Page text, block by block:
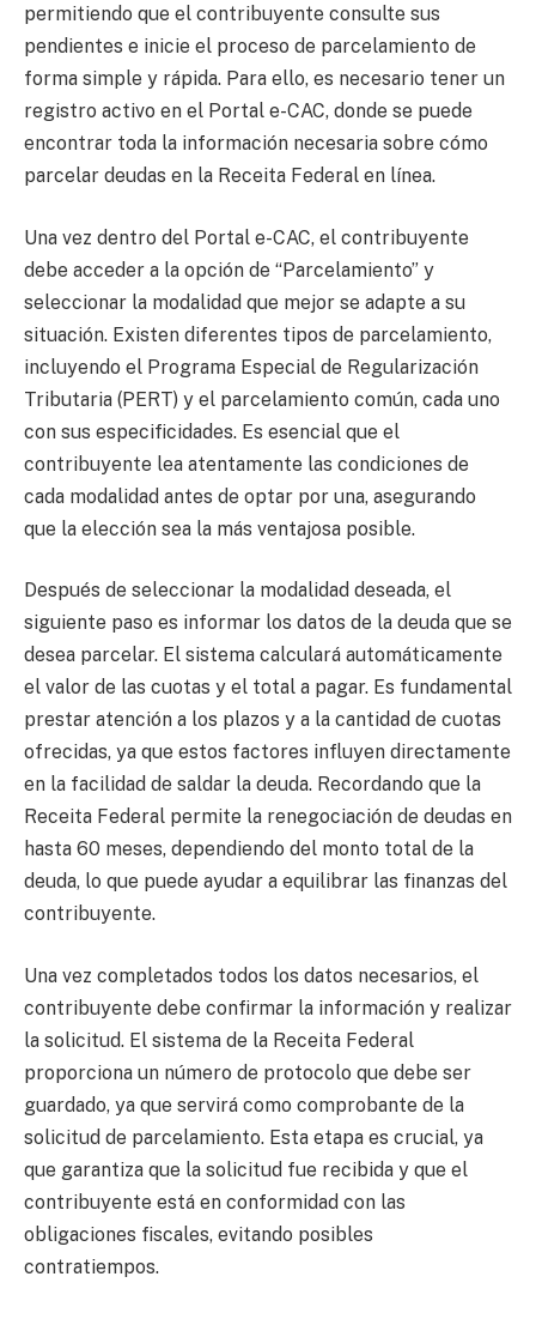
permitiendo que el contribuyente consulte sus
pendientes e inicie el proceso de parcelamiento de
forma simple y rápida. Para ello, es necesario tener un
registro activo en el Portal e-CAC, donde se puede
encontrar toda la información necesaria sobre cómo
parcelar deudas en la Receita Federal en línea.
Una vez dentro del Portal e-CAC, el contribuyente
debe acceder a la opción de “Parcelamiento” y
seleccionar la modalidad que mejor se adapte a su
situación. Existen diferentes tipos de parcelamiento,
incluyendo el Programa Especial de Regularización
Tributaria (PERT) y el parcelamiento común, cada uno
con sus especificidades. Es esencial que el
contribuyente lea atentamente las condiciones de
cada modalidad antes de optar por una, asegurando
que la elección sea la más ventajosa posible.
Después de seleccionar la modalidad deseada, el
siguiente paso es informar los datos de la deuda que se
desea parcelar. El sistema calculará automáticamente
el valor de las cuotas y el total a pagar. Es fundamental
prestar atención a los plazos y a la cantidad de cuotas
ofrecidas, ya que estos factores influyen directamente
en la facilidad de saldar la deuda. Recordando que la
Receita Federal permite la renegociación de deudas en
hasta 60 meses, dependiendo del monto total de la
deuda, lo que puede ayudar a equilibrar las finanzas del
contribuyente.
Una vez completados todos los datos necesarios, el
contribuyente debe confirmar la información y realizar
la solicitud. El sistema de la Receita Federal
proporciona un número de protocolo que debe ser
guardado, ya que servirá como comprobante de la
solicitud de parcelamiento. Esta etapa es crucial, ya
que garantiza que la solicitud fue recibida y que el
contribuyente está en conformidad con las
obligaciones fiscales, evitando posibles
contratiempos.